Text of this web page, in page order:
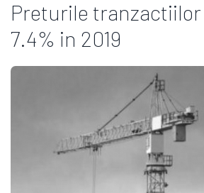
Preturile
7.4% in 2019